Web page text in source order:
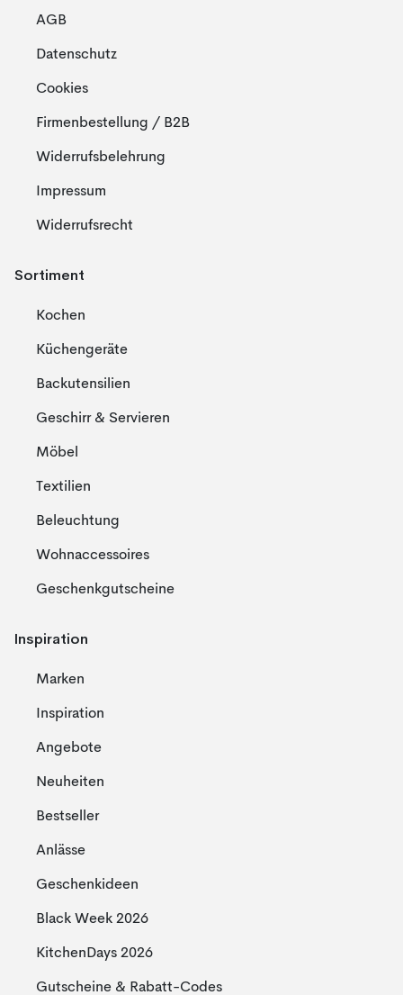
AGB
Datenschutz
Cookies
Firmenbestellung / B2B
Widerrufsbelehrung
Impressum
Widerrufsrecht
Sortiment
Kochen
Küchengeräte
Backutensilien
Geschirr & Servieren
Möbel
Textilien
Beleuchtung
Wohnaccessoires
Geschenkgutscheine
Inspiration
Marken
Inspiration
Angebote
Neuheiten
Bestseller
Anlässe
Geschenkideen
Black Week 2026
KitchenDays 2026
Gutscheine & Rabatt-Codes